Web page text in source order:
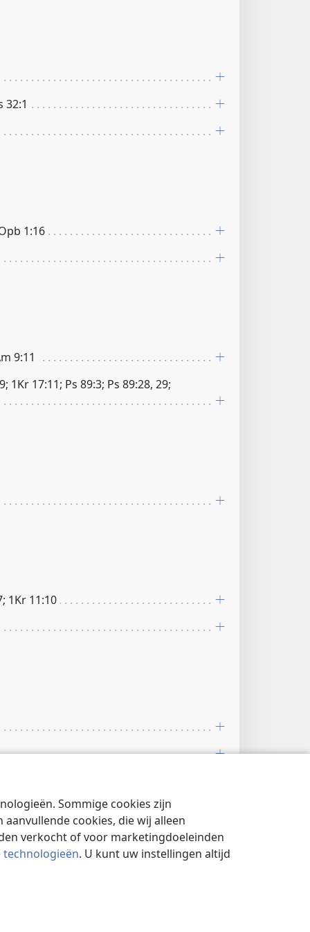
Sommige cookies zijn
cookies, die wij alleen
verkocht of voor marketingdoeleinden
. U kunt uw instellingen altijd
32:1
1:16
9:11
1Kr 17:11; Ps 89:3; Ps 89:28, 29;
1Kr 11:10